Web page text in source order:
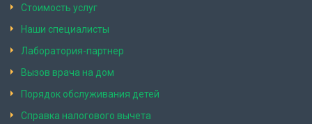
Стоимость услуг
Наши специалисты
Лаборатория-партнер
Вызов врача на дом
Порядок обслуживания детей
Справка налогового вычета